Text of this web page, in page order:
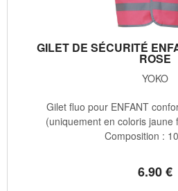
GILET DE SÉCURITÉ
ROSE
YOKO
6.90€
Gilet fluo pour ENFANT
(uniquement en coloris jaune
Composition :